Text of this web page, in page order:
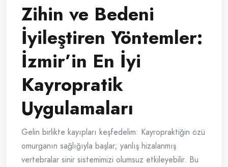
Zihin ve Bedeni
İyileştiren Yöntemler:
İzmir’in En İyi
Kayropratik
Uygulamaları
Gelin birlikte kayıpları keşfedelim: Kayropraktiğin özü
omurganın sağlığıyla başlar; yanlış hizalanmış
vertebralar sinir sistemimizi olumsuz etkileyebilir. Bu